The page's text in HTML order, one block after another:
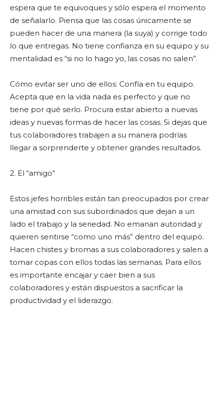
espera que te equivoques y sólo espera el momento
de señalarlo. Piensa que las cosas únicamente se
pueden hacer de una manera (la suya) y corrige todo
lo que entregas. No tiene confianza en su equipo y su
mentalidad es “si no lo hago yo, las cosas no salen”.
Cómo evitar ser uno de ellos: Confía en tu equipo.
Acepta que en la vida nada es perfecto y que no
tiene por qué serlo. Procura estar abierto a nuevas
ideas y nuevas formas de hacer las cosas. Si dejas que
tus colaboradores trabajen a su manera podrías
llegar a sorprenderte y obtener grandes resultados.
2. El “amigo”
Estos jefes horribles están tan preocupados por crear
una amistad con sus subordinados que dejan a un
lado el trabajo y la seriedad. No emanan autoridad y
quieren sentirse “como uno más” dentro del equipo.
Hacen chistes y bromas a sus colaboradores y salen a
tomar copas con ellos todas las semanas. Para ellos
es importante encajar y caer bien a sus
colaboradores y están dispuestos a sacrificar la
productividad y el liderazgo.